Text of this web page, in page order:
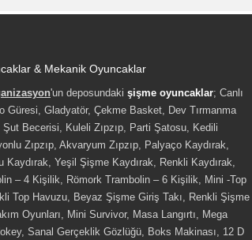
& Mekanik Oyuncaklar
'un deposundaki şişme oyuncaklar; Canlı
Güresi, Gladyatör, Çekme Basket, Dev Tırmanma
Şut Becerisi, Kuleli Zıpzıp, Parti Şatosu, Kedili
Zıpzıp, Akvaryum Zıpzıp, Palyaço Kaydırak,
Kaydırak, Yeşil Şişme Kaydırak, Renkli Kaydırak,
– 4 Kişilik, Römork Trambolin – 6 Kişilik, Mini -Top
Top Havuzu, Beyaz Şişme Giriş Takı, Renkli Şişme
Oyunları, Mini Survivor, Masa Langırtı, Mega
Sanal Gerçeklik Gözlüğü, Boks Makinası, 12 D